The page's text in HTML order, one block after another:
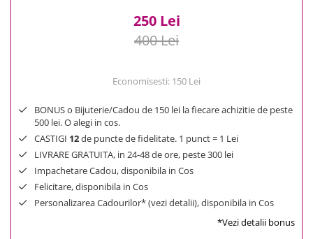
250 Lei
400 Lei
Economisesti: 150 Lei
BONUS o Bijuterie/Cadou de 150 lei la fiecare achizitie de peste
500 lei. O alegi in cos.
CASTIGI 12de puncte de fidelitate. 1 punct = 1 Lei
LIVRARE GRATUITA, in 24-48 de ore, peste 300 lei
Impachetare Cadou, disponibila in Cos
Felicitare, disponibila in Cos
Personalizarea Cadourilor* (vezi detalii), disponibila in Cos
*Vezi detalii bonus